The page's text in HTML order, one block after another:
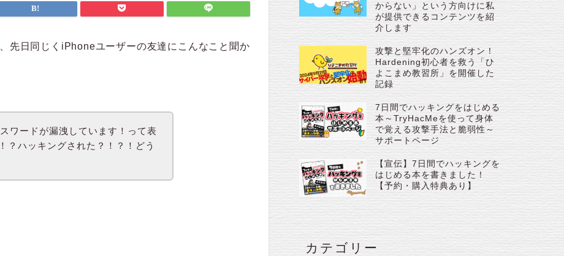
先日同じくiPhoneユーザーの友達にこんなこと聞か
ワードが漏洩しています！って表
？ハッキングされた？！？！どう
からない」という方向けに私
が提供できるコンテンツを紹
介します
攻撃と堅牢化のハンズオン！
Hardening初心者を救う「ひ
よこまめ教習所」を開催した
記録
7日間でハッキングをはじめる
本～TryHacMeを使って身体
で覚える攻撃手法と脆弱性～
サポートページ
【宣伝】7日間でハッキングを
はじめる本を書きました！
【予約・購入特典あり】
カテゴリー